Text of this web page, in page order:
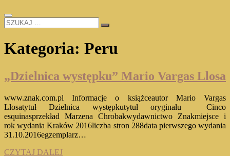
SZUKAJ
…
Kategoria: Peru
„Dzielnica występku” Mario Vargas Llosa
www.znak.com.pl Informacje o książceautor Mario Vargas
Llosatytuł Dzielnica występkutytuł oryginału Cinco
esquinasprzekład Marzena Chrobakwydawnictwo Znakmiejsce i
rok wydania Kraków 2016liczba stron 288data pierwszego wydania
31.10.2016egzemplarz…
CZYTAJ DALEJ„Dzielnica